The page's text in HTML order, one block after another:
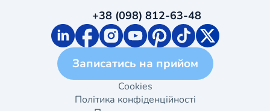
+38 (098) 812-63-48
Записатись на прийом
Cookies
Політика конфіденційності